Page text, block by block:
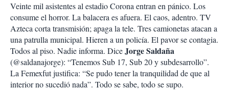
Veinte mil asistentes al estadio Corona entran en pánico. Los
consume el horror. La balacera es afuera. El caos, adentro. TV
Azteca corta transmisión; apaga la tele. Tres camionetas atacan a
una patrulla municipal. Hieren a un policía. El pavor se contagia.
Todos al piso. Nadie informa. DiceJorge Saldaña
(@saldanajorge): “Tenemos Sub 17, Sub 20 y subdesarrollo”.
La Femexfut justifica: “Se pudo tener la tranquilidad de que al
interior no sucedió nada”. Todo se sabe, todo se supo.